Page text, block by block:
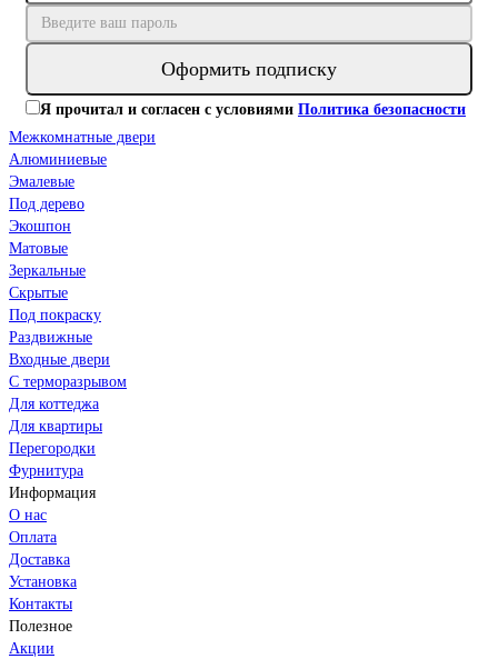
Оформить подписку
Я прочитал и согласен с условиями Политика безопасности
Межкомнатные двери
Алюминиевые
Эмалевые
Под дерево
Экошпон
Матовые
Зеркальные
Скрытые
Под покраску
Раздвижные
Входные двери
С терморазрывом
Для коттеджа
Для квартиры
Перегородки
Фурнитура
Информация
О нас
Оплата
Доставка
Установка
Контакты
Полезное
Акции